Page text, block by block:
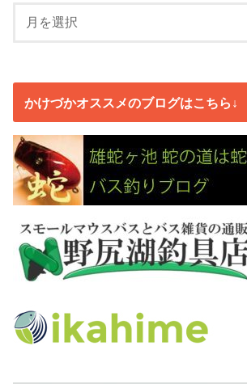
かけづかオススメのブログはこちら↓